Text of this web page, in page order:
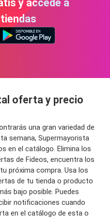
y accedé a
oferta y precio
una gran variedad de
semana, Supermayorista
en el catálogo. Elimina los
de Fideos, encuentra los
próxima compra. Usa los
de tu tienda o producto
bajo posible. Puedes
notificaciones cuando
en el catálogo de esta o